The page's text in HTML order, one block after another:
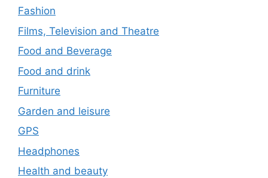
Fashion
Films, Television and Theatre
Food and Beverage
Food and drink
Furniture
Garden and leisure
GPS
Headphones
Health and beauty